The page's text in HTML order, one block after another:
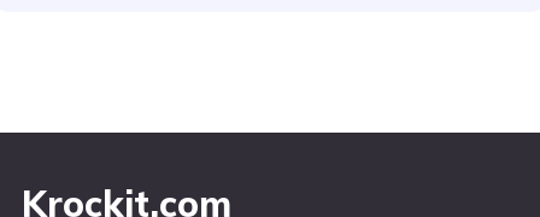
Krockit.com